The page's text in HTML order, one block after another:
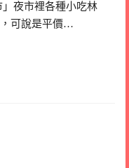
夜市裡各種小吃林
可說是平價…